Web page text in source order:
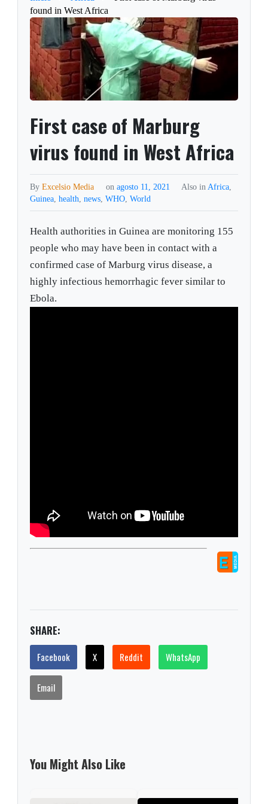
found in West Africa
First case of Marburg
virus found in West Africa
ByExcelsio Media on agosto 11, 2021 Also inAfrica,
Guinea,health,news,WHO,World
Health authorities in Guinea are monitoring 155
people who may have been in contact with a
confirmed case of Marburg virus disease, a
highly infectious hemorrhagic fever similar to
Ebola.
SHARE:
Facebook X Reddit WhatsApp
Email
You Might Also Like